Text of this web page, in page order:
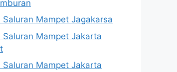
Saluran Mampet Jagakarsa
Saluran Mampet Jakarta
Saluran Mampet Jakarta